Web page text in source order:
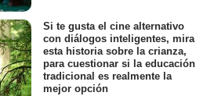
Si te gusta el cine alternativo
con diálogos inteligentes, mira
esta historia sobre la crianza,
para cuestionar si la educación
tradicional es realmente la
mejor opción